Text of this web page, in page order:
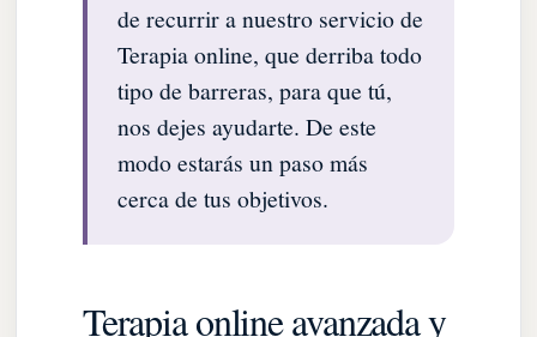
de recurrir a nuestro servicio de
Terapia online, que derriba todo
tipo de barreras, para que tú,
nos dejes ayudarte. De este
modo estarás un paso más
cerca de tus objetivos.
Terapia online avanzada y